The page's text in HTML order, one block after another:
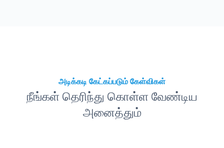
அடிக்கடி கேட்கப்படும் கேள்விகள்
நீங்கள் தெரிந்து கொள்ள வேண்டிய
அனைத்தும்